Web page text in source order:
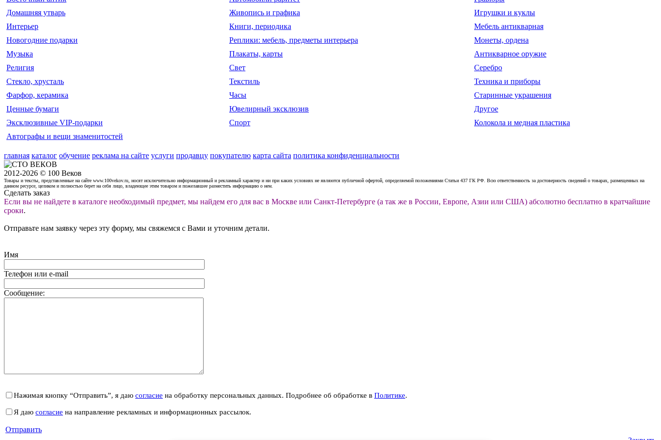
Домашняя утварь
Живопись и графика
Игрушки и куклы
Интерьер
Книги, периодика
Мебель антикварная
Новогодние подарки
Реплики: мебель, предметы интерьера
Монеты, ордена
Музыка
Плакаты, карты
Антикварное оружие
Религия
Свет
Серебро
Стекло, хрусталь
Текстиль
Техника и приборы
Фарфор, керамика
Часы
Старинные украшения
Ценные бумаги
Ювелирный эксклюзив
Другое
Эксклюзивные VIP-подарки
Спорт
Колокола и медная пластика
Автографы и вещи знаменитостей
главная каталог обучение реклама на сайте услуги продавцу покупателю карта сайта политика конфиденциальности
2012-2026 © 100 Веков
Товары и тексты, представленные на сайте www.100vekov.ru, носят исключительно информационный и рекламный характер и ни при каких условиях не являются публичной офертой, определяемой положениями Статьи 437 ГК РФ. Всю ответственность за достоверность сведений о товарах, размещенных на
данном ресурсе, целиком и полностью берет на себя лицо, владеющее этим товаром и пожелавшее разместить информацию о нем.
Сделать заказ
Если вы не найдете в каталоге необходимый предмет, мы найдем его для вас в Москве или Санкт-Петербурге (а так же в России, Европе, Азии или США) абсолютно бесплатно в кратчайшие
сроки.
Отправьте нам заявку через эту форму, мы свяжемся с Вами и уточним детали.
Имя
Телефон или e-mail
Сообщение:
Нажимая кнопку “Отправить”, я даю согласие на обработку персональных данных. Подробнее об обработке в Политике.
Я даю согласие на направление рекламных и информационных рассылок.
Отправить